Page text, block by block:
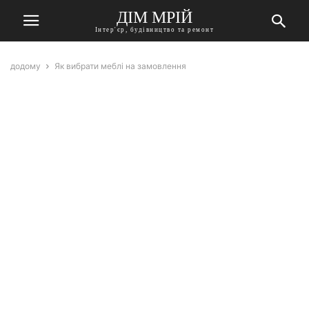
ДІМ МРІЙ
Інтер'єр, будівництво та ремонт
додому Як вибрати меблі на замовлення